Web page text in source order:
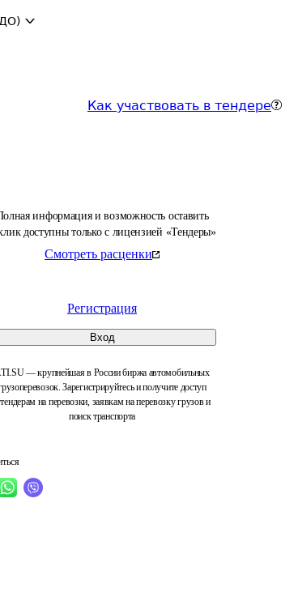
Как участвовать в тендере
информация и возможность оставить
доступны только с лицензией «Тендеры»
Смотреть расценки
Регистрация
Вход
— крупнейшая в России биржа автомобильных
Зарегистрируйтесь и получите доступ
на перевозки, заявкам на перевозку грузов и
поиск транспорта